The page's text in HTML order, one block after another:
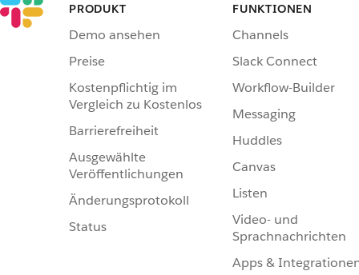
PRODUKT
Demo ansehen
Preise
Kostenpflichtig im
Vergleich zu Kostenlos
Barrierefreiheit
Ausgewählte
Veröffentlichungen
Änderungsprotokoll
Status
FUNKTIONEN
Channels
Slack Connect
Workflow-Builder
Messaging
Huddles
Canvas
Listen
Video- und
Sprachnachrichten
Apps &